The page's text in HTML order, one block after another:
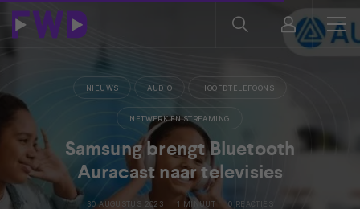
NIEUWS AUDIO HOOFDTELEFOONS
NETWERK EN STREAMING
Samsung brengt Bluetooth
Auracast naar televisies
30 AUGUSTUS 2023 1 MINUUT 0 REACTIES